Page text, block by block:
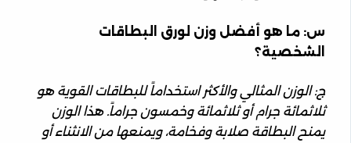
س: ما هو أفضل وزن لورق البطاقات
الشخصية؟
ج: الوزن المثالي والأكثر استخداماً للبطاقات القوية هو
ثلاثمائة جرام أو ثلاثمائة وخمسون جراماً. هذا الوزن
يمنح البطاقة صلابة وفخامة، ويمنعها من الانثناء أو